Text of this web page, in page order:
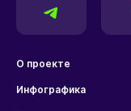
О проекте
Инфографика